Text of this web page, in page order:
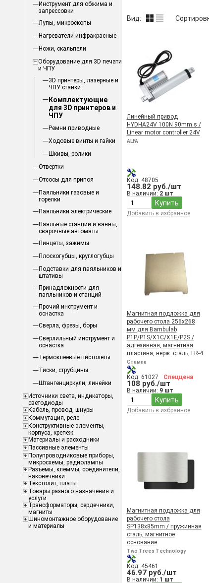
Инструмент для обжима и
запрессовки
Лупы, микроскопы
Нагреватели инфракрасные
Ножи, скальпели
Оборудование для 3D печати
и ЧПУ
3D принтеры, лазерные и
ЧПУ станки
Комплектующие
для 3D принтеров и
ЧПУ
Ремни приводные
Ходовые винты и гайки
Шкивы, ролики
Отвертки
Отсосы для припоя
Паяльники газовые и
горелки
Паяльники электрические
Паяльные станции и ванны,
сварочные автоматы
Пинцеты, зажимы
Плоскогубцы, круглогубцы
Подставки для паяльников и
штативы
Принадлежности для
паяльников и станций
Прочий инструмент и
оснастка
Сверла, фрезы, боры
Сверлильный инструмент и
оснастка
Термоклеевые пистолеты
Тиски, струбцины
Штангенциркули, линейки
Источники света, индикаторы,
светодиоды
Кабель, провод, шнуры
Коммутация, реле
Конструктивные элементы,
корпуса, крепеж
Материалы и расходники
Пассивные элементы
Полупроводниковые приборы,
микросхемы, радиолампы
Разъемы, клеммы, соединители,
наконечники
Текстолит, платы
Товары разного назначения и
услуги
Трансформаторы, сердечники,
магниты
Шиномонтажное оборудование
и материалы
Нагреватель
Насадки
Пленка для DLP
Подшипники
Пружина
Радиаторы
Резьбовой элемент
Сопло
Стол нагревательный
Трубка обмоточная
Трубка подающая
Шаровый наконечник,
Вид:
Линейный привод
HYDHA24V 100N 90mm.s /
Linear motor controller 24V
ALFA
Код: 48705
148.82 руб./шт
В наличии: 2 шт
Купить
Добавить в избранное
Магнитная подложка для
рабочего стола 256x268
мм для Bambulab
P1P/P1S/X1C/X1E/P2S /
адгезивная, магнитная
пластина, нерж. сталь, FR-4
Стампа
Код: 61027 Спеццена
108 руб./шт
В наличии: 9 шт
Купить
Добавить в избранное
Магнитная подложка для
рабочего стола
SP138x85mm / пружинная
сталь, магнитное
основание
Two Trees Technology
Код: 45461
46.97 руб./шт
В наличии: 1 шт